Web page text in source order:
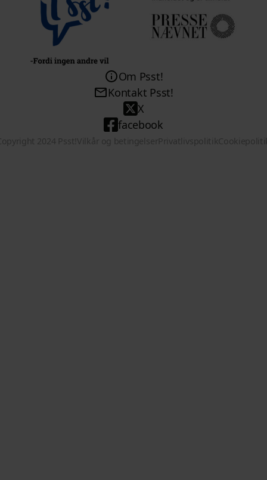
Om Psst!
Kontakt Psst!
X
facebook
2024 Psst! Vilkår og betingelser Privatlivspolitik